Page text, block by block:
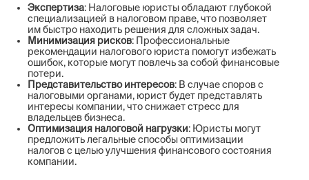
Экспертиза: Налоговые юристы обладают глубокой
специализацией в налоговом праве, что позволяет
им быстро находить решения для сложных задач.
Минимизация рисков: Профессиональные
рекомендации налогового юриста помогут избежать
ошибок, которые могут повлечь за собой финансовые
потери.
Представительство интересов: В случае споров с
налоговыми органами, юрист будет представлять
интересы компании, что снижает стресс для
владельцев бизнеса.
Оптимизация налоговой нагрузки: Юристы могут
предложить легальные способы оптимизации
налогов с целью улучшения финансового состояния
компании.